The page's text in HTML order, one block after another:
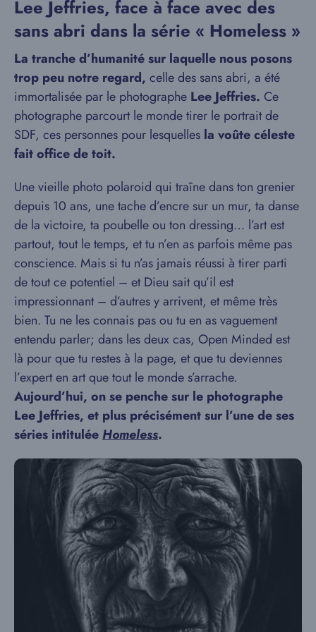
Lee Jeffries, face à face avec des
sans abri dans la série « Homeless »
La tranche d’humanité sur laquelle nous posons
trop peu notre regard, celle des sans abri, a été
immortalisée par le photographe Lee Jeffries. Ce
photographe parcourt le monde tirer le portrait de
SDF, ces personnes pour lesquelles la voûte céleste
fait office de toit.
Une vieille photo polaroid qui traîne dans ton grenier
depuis 10 ans, une tache d’encre sur un mur, ta danse
de la victoire, ta poubelle ou ton dressing… l’art est
partout, tout le temps, et tu n’en as parfois même pas
conscience. Mais si tu n’as jamais réussi à tirer parti
de tout ce potentiel – et Dieu sait qu’il est
impressionnant – d’autres y arrivent, et même très
bien. Tu ne les connais pas ou tu en as vaguement
entendu parler; dans les deux cas, Open Minded est
là pour que tu restes à la page, et que tu deviennes
l’expert en art que tout le monde s’arrache.
Aujourd’hui, on se penche sur le photographe
Lee Jeffries, et plus précisément sur l’une de ses
séries intitulée Homeless.